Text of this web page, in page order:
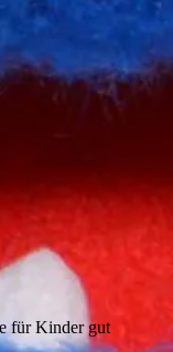
für Kinder gut